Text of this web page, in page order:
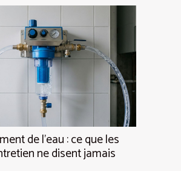
de l’eau : ce que les
ne disent jamais